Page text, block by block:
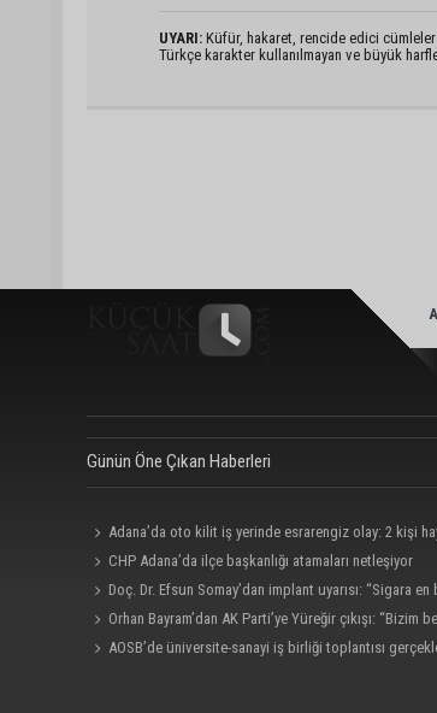
UYARI: Küfür, hakaret, rencide edici cümleler
Türkçe karakter kullanılmayan ve büyük
Günün Öne Çıkan Haberleri
Adana’da oto kilit iş yerinde esrarengiz olay: 2 kişi
CHP Adana’da ilçe başkanlığı atamaları netleşiyor
Doç. Dr. Efsun Somay’dan implant uyarısı: “Sigara
Orhan Bayram’dan AK Parti’ye Yüreğir çıkışı: “Bizim
üyelerimize ne yaptınız? Siz önce onu anlatın”
AOSB’de üniversite-sanayi iş birliği toplantısı